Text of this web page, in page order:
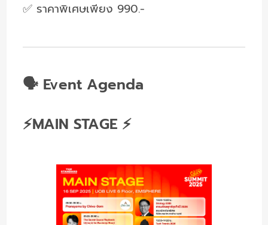
✅ ราคาพิเศษเพียง 990.-
🗣️ Event Agenda
⚡MAIN STAGE ⚡